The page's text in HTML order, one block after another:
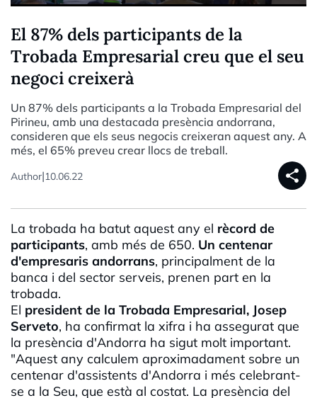
El 87% dels participants de la
Trobada Empresarial creu que el seu
negoci creixerà
Un 87% dels participants a la Trobada Empresarial del
Pirineu, amb una destacada presència andorrana,
consideren que els seus negocis creixeran aquest any. A
més, el 65% preveu crear llocs de treball.
Author|10.06.22 share
La trobada ha batut aquest any el rècord de
participants, amb més de 650. Un centenar
d'empresaris andorrans, principalment de la
banca i del sector serveis, prenen part en la
trobada.
El president de la Trobada Empresarial, Josep
Serveto, ha confirmat la xifra i ha assegurat que
la presència d'Andorra ha sigut molt important.
"Aquest any calculem aproximadament sobre un
centenar d'assistents d'Andorra i més celebrant-
se a la Seu, que està al costat. La presència del